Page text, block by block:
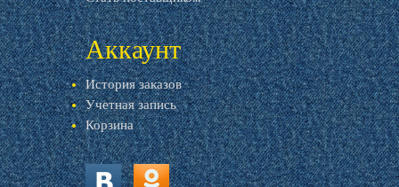
Аккаунт
История заказов
Учетная запись
Корзина